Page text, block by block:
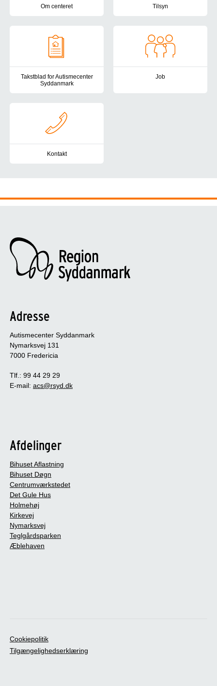
Om centeret Tilsyn
Takstblad for Autismecenter
Syddanmark
Job
Kontakt
Adresse
Autismecenter Syddanmark
Nymarksvej 131
7000 Fredericia
Tlf.: 99 44 29 29
E-mail: acs@rsyd.dk
Afdelinger
Bihuset Aflastning
Bihuset Døgn
Centrumværkstedet
Det Gule Hus
Holmehøj
Kirkevej
Nymarksvej
Teglgårdsparken
Æblehaven
Cookiepolitik
Tilgængelighedserklæring